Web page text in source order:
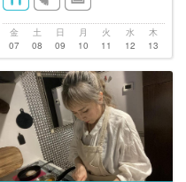
金
07
土
08
日
09
月
10
火
11
水
12
木
13